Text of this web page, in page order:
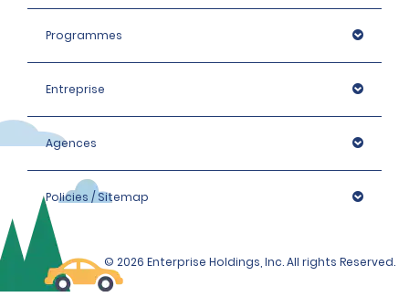
Programmes
Entreprise
Agences
Policies / Sitemap
© 2026 Enterprise Holdings, Inc. All rights Reserved.